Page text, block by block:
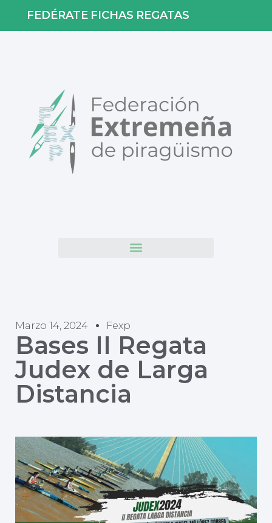
FEDÉRATE FICHAS REGATAS
Marzo 14, 2024 Fexp
Bases II Regata
Judex de Larga
Distancia